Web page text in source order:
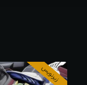
زیرنویس